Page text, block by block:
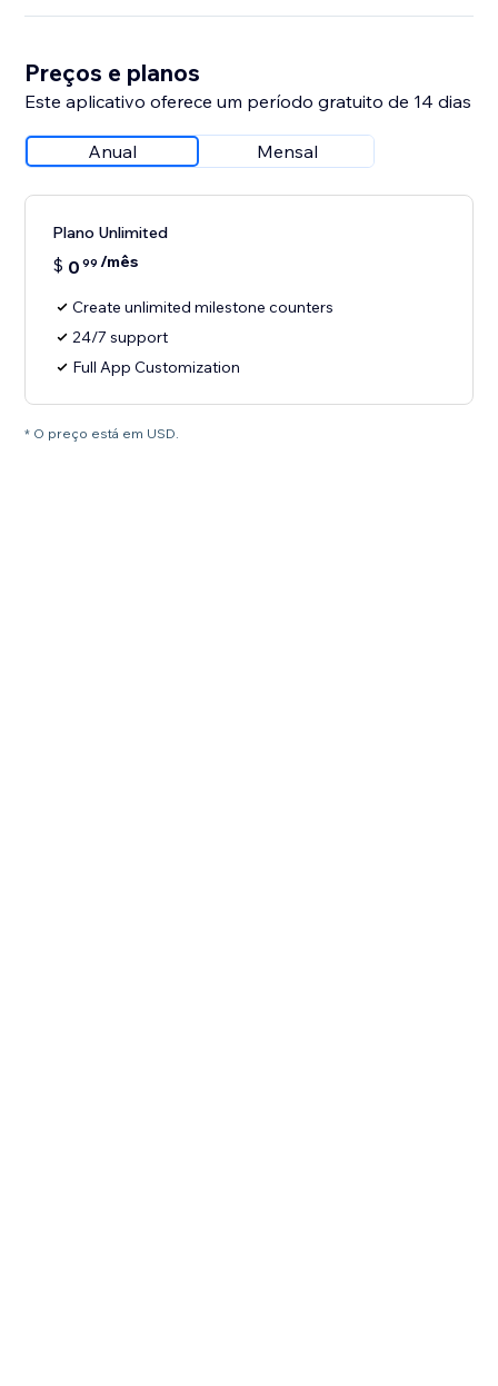
Preços e planos
Este aplicativo oferece um período gratuito de 14 dias
Anual Mensal
Plano Unlimited
$ 0 99 /mês
Create unlimited milestone counters
24/7 support
Full App Customization
* O preço está em USD.